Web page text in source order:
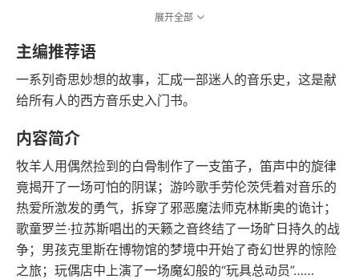
120千字
字数
2020-05-01
发行日期
展开全部
主编推荐语
一系列奇思妙想的故事，汇成一部迷人的音乐史，这是献
给所有人的西方音乐史入门书。
内容简介
牧羊人用偶然捡到的白骨制作了一支笛子，笛声中的旋律
竟揭开了一场可怕的阴谋；游吟歌手劳伦茨凭着对音乐的
热爱所激发的勇气，拆穿了邪恶魔法师克林斯奥的诡计；
歌童罗兰·拉苏斯唱出的天籁之音终结了一场旷日持久的战
争；男孩克里斯在博物馆的梦境中开始了奇幻世界的惊险
之旅；玩偶店中上演了一场魔幻般的“玩具总动员”……